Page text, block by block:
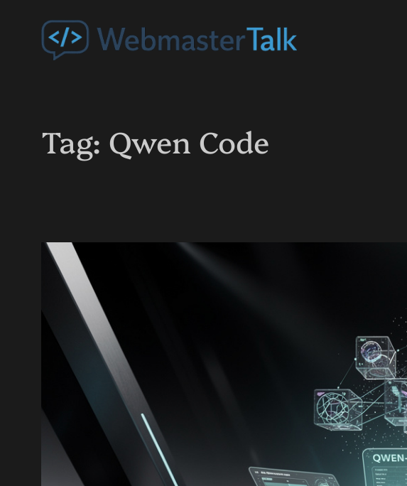
Przejdź
Tag: Qwen Code